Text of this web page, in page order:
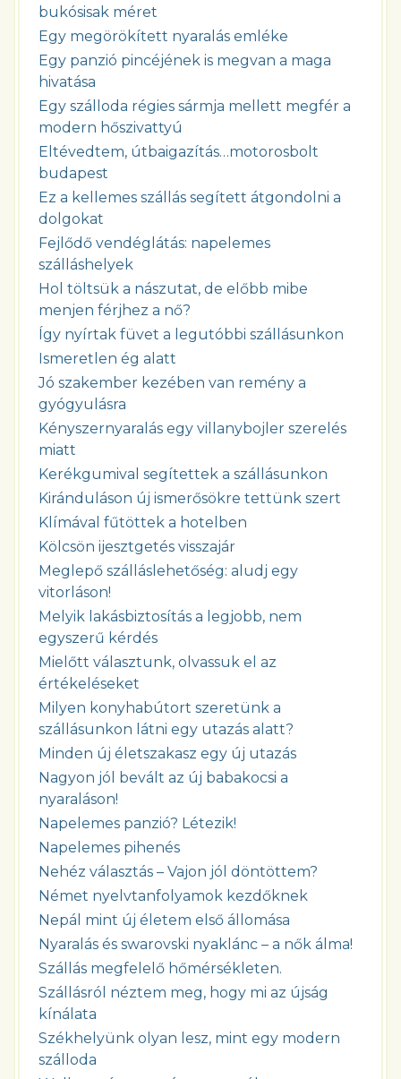
bukósisak méret
Egy megörökített nyaralás emléke
Egy panzió pincéjének is megvan a maga
hivatása
Egy szálloda régies sármja mellett megfér a
modern hőszivattyú
Eltévedtem, útbaigazítás…motorosbolt
budapest
Ez a kellemes szállás segített átgondolni a
dolgokat
Fejlődő vendéglátás: napelemes
szálláshelyek
Hol töltsük a nászutat, de előbb mibe
menjen férjhez a nő?
Így nyírtak füvet a legutóbbi szállásunkon
Ismeretlen ég alatt
Jó szakember kezében van remény a
gyógyulásra
Kényszernyaralás egy villanybojler szerelés
miatt
Kerékgumival segítettek a szállásunkon
Kiránduláson új ismerősökre tettünk szert
Klímával fűtöttek a hotelben
Kölcsön ijesztgetés visszajár
Meglepő szálláslehetőség: aludj egy
vitorláson!
Melyik lakásbiztosítás a legjobb, nem
egyszerű kérdés
Mielőtt választunk, olvassuk el az
értékeléseket
Milyen konyhabútort szeretünk a
szállásunkon látni egy utazás alatt?
Minden új életszakasz egy új utazás
Nagyon jól bevált az új babakocsi a
nyaraláson!
Napelemes panzió? Létezik!
Napelemes pihenés
Nehéz választás – Vajon jól döntöttem?
Német nyelvtanfolyamok kezdőknek
Nepál mint új életem első állomása
Nyaralás és swarovski nyaklánc – a nők álma!
Szállás megfelelő hőmérsékleten.
Szállásról néztem meg, hogy mi az újság
kínálata
Székhelyünk olyan lesz, mint egy modern
szálloda